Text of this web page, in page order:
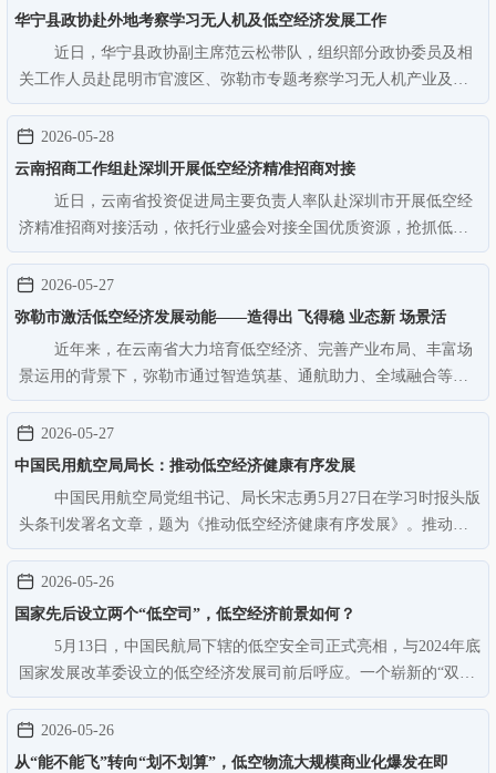
巡航，以“空中喊话+地面联…
华宁县政协赴外地考察学习无人机及低空经济发展工作
近日，华宁县政协副主席范云松带队，组织部分政协委员及相
关工作人员赴昆明市官渡区、弥勒市专题考察学习无人机产业及低
空经济发展工作。本次考察聚焦低空经济前沿领域和产业发展关键
环节，精准选取行业标杆企业实地学习。考察组先后走进官渡区云
南慧飞无人机科技有限公司…
2026-05-28
云南招商工作组赴深圳开展低空经济精准招商对接
近日，云南省投资促进局主要负责人率队赴深圳市开展低空经
济精准招商对接活动，依托行业盛会对接全国优质资源，抢抓低空
经济产业发展风口。本次对接活动以深圳世界无人机大会为核心平
台，招商工作组聚焦低空飞行器制造、低空运营服务、多元场景应
用等产业链重点环节，与协…
2026-05-27
弥勒市激活低空经济发展动能——造得出 飞得稳 业态新 场景活
近年来，在云南省大力培育低空经济、完善产业布局、丰富场
景运用的背景下，弥勒市通过智造筑基、通航助力、全域融合等举
措，不断提升自主航空智造硬实力、通用机场枢纽承载力、场景融
合创新竞争力，打通从航空零部件、整机制造到低空运营、文旅应
用的低空经济全链条发展路…
2026-05-27
中国民用航空局局长：推动低空经济健康有序发展
中国民用航空局党组书记、局长宋志勇5月27日在学习时报头版
头条刊发署名文章，题为《推动低空经济健康有序发展》。推动低
空经济健康有序发展中国民用航空局党组书记、局长 宋志勇发展低
空经济是以习近平同志为核心的党中央作出的重大决策部署。“十五
五”规划纲要明确提出…
2026-05-26
国家先后设立两个“低空司”，低空经济前景如何？
5月13日，中国民航局下辖的低空安全司正式亮相，与2024年底
国家发展改革委设立的低空经济发展司前后呼应。一个崭新的“双司
联动”格局悄然成型，既明确发展方向，又规范运行秩序，形成政策
合力，为低空经济产业规模化、高质量发展注入强劲动力。 机
构升级的深层逻辑 …
2026-05-26
从“能不能飞”转向“划不划算”，低空物流大规模商业化爆发在即